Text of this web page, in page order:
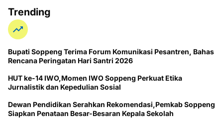
Trending
Bupati Soppeng Terima Forum Komunikasi Pesantren, Bahas
Rencana Peringatan Hari Santri 2026
HUT ke-14 IWO,Momen IWO Soppeng Perkuat Etika
Jurnalistik dan Kepedulian Sosial
Dewan Pendidikan Serahkan Rekomendasi,Pemkab Soppeng
Siapkan Penataan Besar-Besaran Kepala Sekolah